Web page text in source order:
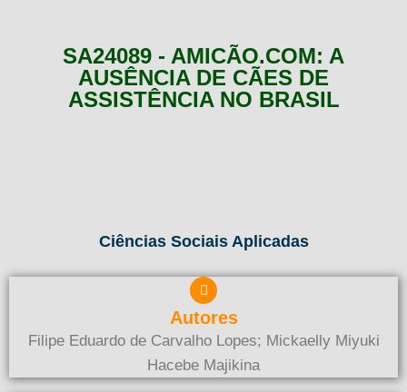
SA24089 - AMICÃO.COM: A
AUSÊNCIA DE CÃES DE
ASSISTÊNCIA NO BRASIL
Ciências Sociais Aplicadas
Autores
Filipe Eduardo de Carvalho Lopes; Mickaelly Miyuki
Hacebe Majikina